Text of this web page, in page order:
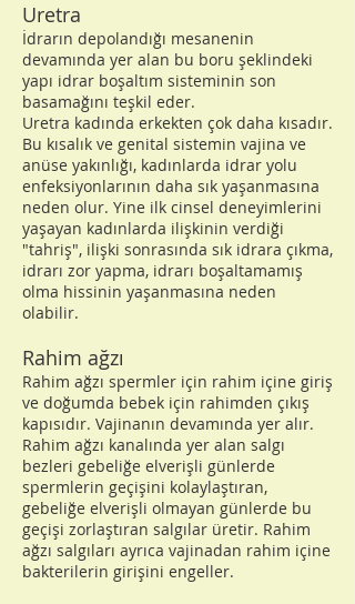
Uretra
İdrarın depolandığı mesanenin
devamında yer alan bu boru şeklindeki
yapı idrar boşaltım sisteminin son
basamağını teşkil eder.
Uretra kadında erkekten çok daha kısadır.
Bu kısalık ve genital sistemin vajina ve
anüse yakınlığı, kadınlarda idrar yolu
enfeksiyonlarının daha sık yaşanmasına
neden olur. Yine ilk cinsel deneyimlerini
yaşayan kadınlarda ilişkinin verdiği
"tahriş", ilişki sonrasında sık idrara çıkma,
idrarı zor yapma, idrarı boşaltamamış
olma hissinin yaşanmasına neden
olabilir.
Rahim ağzı
Rahim ağzı spermler için rahim içine giriş
ve doğumda bebek için rahimden çıkış
kapısıdır. Vajinanın devamında yer alır.
Rahim ağzı kanalında yer alan salgı
bezleri gebeliğe elverişli günlerde
spermlerin geçişini kolaylaştıran,
gebeliğe elverişli olmayan günlerde bu
geçişi zorlaştıran salgılar üretir. Rahim
ağzı salgıları ayrıca vajinadan rahim içine
bakterilerin girişini engeller.